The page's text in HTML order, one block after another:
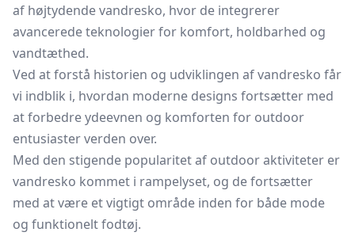
af højtydende vandresko, hvor de integrerer
avancerede teknologier for komfort, holdbarhed og
vandtæthed.
Ved at forstå historien og udviklingen af vandresko får
vi indblik i, hvordan moderne designs fortsætter med
at forbedre ydeevnen og komforten for outdoor
entusiaster verden over.
Med den stigende popularitet af outdoor aktiviteter er
vandresko kommet i rampelyset, og de fortsætter
med at være et vigtigt område inden for både mode
og funktionelt fodtøj.